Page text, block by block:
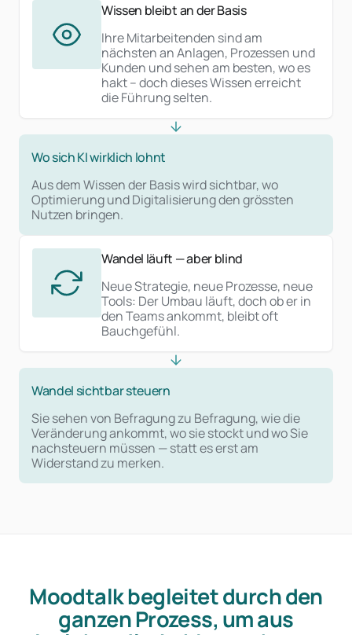
Wissen bleibt an der Basis
Ihre Mitarbeitenden sind am
nächsten an Anlagen, Prozessen und
Kunden und sehen am besten, wo es
hakt – doch dieses Wissen erreicht
die Führung selten.
Wo sich KI wirklich lohnt
Aus dem Wissen der Basis wird sichtbar, wo
Optimierung und Digitalisierung den grössten
Nutzen bringen.
Wandel läuft — aber blind
Neue Strategie, neue Prozesse, neue
Tools: Der Umbau läuft, doch ob er in
den Teams ankommt, bleibt oft
Bauchgefühl.
Wandel sichtbar steuern
Sie sehen von Befragung zu Befragung, wie die
Veränderung ankommt, wo sie stockt und wo Sie
nachsteuern müssen — statt es erst am
Widerstand zu merken.
Moodtalk begleitet durch den
ganzen Prozess, um aus